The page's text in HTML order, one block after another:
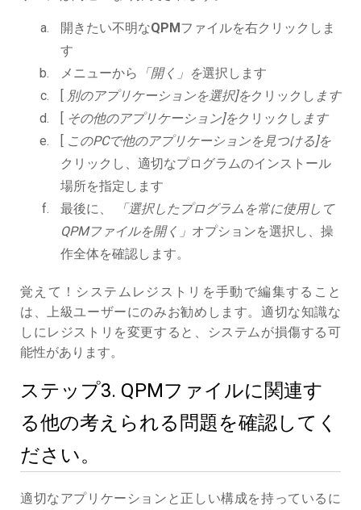
開きたい不明なQPMファイルを右クリックしま
す
メニューから
「開く」を選択します
[ 別のアプリケーションを選択]をクリックし ます
[ その他のアプリケーション]をクリックし ます
[ このPCで他のアプリケーションを見つける]を
クリックし、適切なプログラムのインストール
場所を指定します
最後に、
「選択したプログラムを常に使用して
QPMファイルを開く」 オプションを選択し、操
作全体を確認します。
覚えて！システムレジストリを手動で編集すること
は、上級ユーザーにのみお勧めします。適切な知識な
しにレジストリを変更すると、システムが損傷する可
能性があります。
ステップ3. QPMファイルに関連す
る他の考えられる問題を確認してく
ださい。
適切なアプリケーションと正しい構成を持っているに